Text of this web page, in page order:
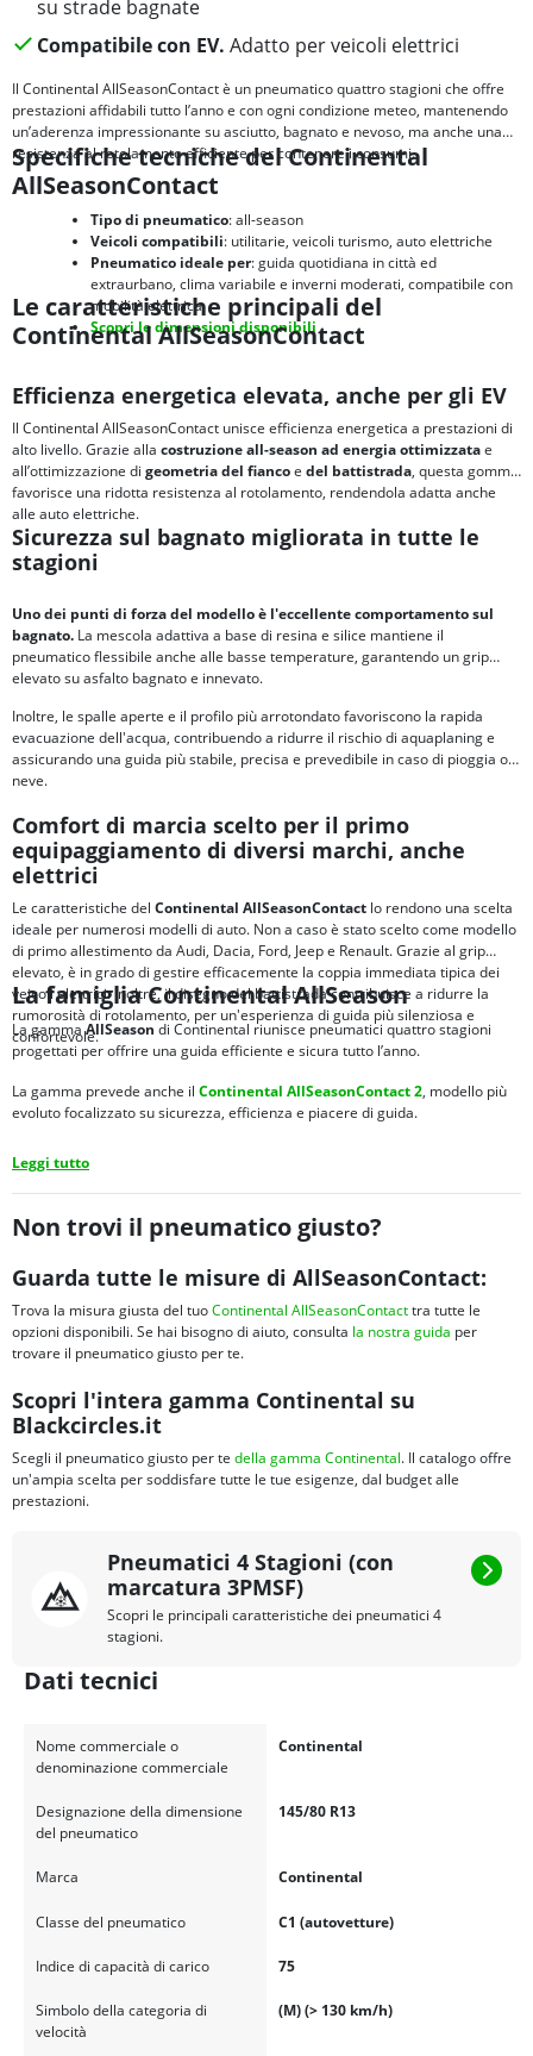
su strade bagnate
Compatibile con EV. Adatto per veicoli elettrici
Il Continental AllSeasonContact è un pneumatico quattro stagioni che offre
prestazioni affidabili tutto l’anno e con ogni condizione meteo, mantenendo
un’aderenza impressionante su asciutto, bagnato e nevoso, ma anche una
resistenza al rotolamento efficiente per contenere i consumi.
Specifiche tecniche del Continental
AllSeasonContact
Tipo di pneumatico: all-season
Veicoli compatibili: utilitarie, veicoli turismo, auto elettriche
Pneumatico ideale per: guida quotidiana in città ed
extraurbano, clima variabile e inverni moderati, compatibile con
mobilità elettrica
Scopri le dimensioni disponibili
Le caratteristiche principali del
Continental AllSeasonContact
Efficienza energetica elevata, anche per gli EV
Il Continental AllSeasonContact unisce efficienza energetica a prestazioni di
alto livello. Grazie alla costruzione all-season ad energia ottimizzatae
all’ottimizzazione di geometria del fiancoe del battistrada, questa gomma
favorisce una ridotta resistenza al rotolamento, rendendola adatta anche
alle auto elettriche.
Sicurezza sul bagnato migliorata in tutte le
stagioni
Uno dei punti di forza del modello è l'eccellente comportamento sul
bagnato. La mescola adattiva a base di resina e silice mantiene il
pneumatico flessibile anche alle basse temperature, garantendo un grip
elevato su asfalto bagnato e innevato.
Inoltre, le spalle aperte e il profilo più arrotondato favoriscono la rapida
evacuazione dell'acqua, contribuendo a ridurre il rischio di aquaplaning e
assicurando una guida più stabile, precisa e prevedibile in caso di pioggia o
neve.
Comfort di marcia scelto per il primo
equipaggiamento di diversi marchi, anche
elettrici
Le caratteristiche del Continental AllSeasonContact lo rendono una scelta
ideale per numerosi modelli di auto. Non a caso è stato scelto come modello
di primo allestimento da Audi, Dacia, Ford, Jeep e Renault. Grazie al grip
elevato, è in grado di gestire efficacemente la coppia immediata tipica dei
veicoli elettrici. Inoltre, il disegno del battistrada contribuisce a ridurre la
rumorosità di rotolamento, per un'esperienza di guida più silenziosa e
confortevole.
La famiglia Continental AllSeason
La gammaAllSeason di Continental riunisce pneumatici quattro stagioni
progettati per offrire una guida efficiente e sicura tutto l’anno.
La gamma prevede anche il Continental AllSeasonContact 2, modello più
evoluto focalizzato su sicurezza, efficienza e piacere di guida.
Leggi tutto
Non trovi il pneumatico giusto?
Guarda tutte le misure di AllSeasonContact:
Trova la misura giusta del tuoContinental AllSeasonContacttra tutte le
opzioni disponibili. Se hai bisogno di aiuto, consulta la nostra guida per
trovare il pneumatico giusto per te.
Scopri l'intera gamma Continental su
Blackcircles.it
Scegli il pneumatico giusto per te della gamma Continental. Il catalogo offre
un'ampia scelta per soddisfare tutte le tue esigenze, dal budget alle
prestazioni.
Pneumatici 4 Stagioni (con
marcatura 3PMSF)
Scopri le principali caratteristiche dei pneumatici 4
stagioni.
Dati tecnici
Nome commerciale o
denominazione commerciale
Continental
Designazione della dimensione
del pneumatico
145/80 R13
Marca Continental
Classe del pneumatico C1 (autovetture)
Indice di capacità di carico 75
Simbolo della categoria di
velocità
(M) (> 130 km/h)